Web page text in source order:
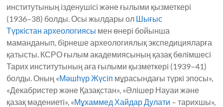
институтының iзденушiсi және ғылыми қызметкерi
(1936–38) болды. Осы жылдары ол Шығыс
Түркiстан археологиясы мен өнерi бойынша
маманданып, бiрнеше археологиялық экспедицияларға
қатысты. КСРО ғылым академиясының қазақ бөлiмшесi
Тарих институтының аға ғылыми қызметкерi (1939–41)
болды. Оның «Мәшһүр Жүсiп мұрасындағы түркi эпосы»,
«Декабристер және Қазақстан», «Әлiшер Науаи және
қазақ мәдениетi», «Мұхаммед Хайдар Дулати – тарихшы»,